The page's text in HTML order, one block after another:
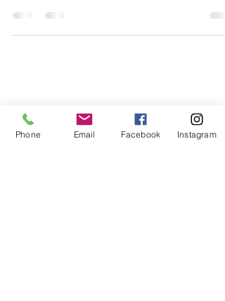
Le Cuir
Le cuir que j'utilise est de la peau de veau ou de chèvre
Phone Email Facebook Instagram